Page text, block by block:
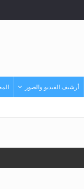
أرشيف الفيديو والصور